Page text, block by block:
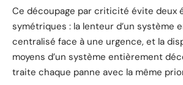
Ce découpage par criticité évite deux
symétriques : la lenteur d’un système
centralisé face à une urgence, et la
moyens d’un système entièrement
traite chaque panne avec la même